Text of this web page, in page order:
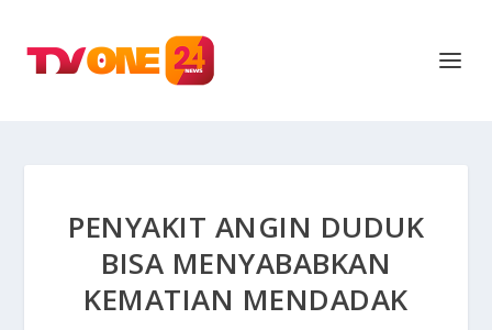
PENYAKIT ANGIN DUDUK
BISA MENYABABKAN
KEMATIAN MENDADAK